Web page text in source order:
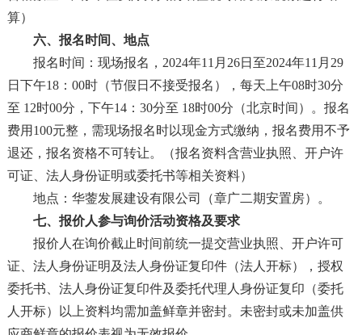
算）
六、报名时间、地点
报名时间：现场报名， 2024年11月26日至2024年11月29
日下午18：00时（节假日不接受报名），每天上午08时30分
至 12时00分，下午14：30分至 18时00分（北京时间）。报名
费用100元整，需现场报名时以现金方式缴纳，报名费用不予
退还，报名资格不可转让。（报名资料含营业执照、开户许
可证、法人身份证明或委托书等相关资料）
地点：华蓥发展建设有限公司（章广二期安置房）。
七、报价人参与询价活动资格及要求
报价人在询价截止时间前统一提交营业执照、开户许可
证、法人身份证明及法人身份证复印件（法人开标），授权
委托书、法人身份证复印件及委托代理人身份证复印（委托
人开标）以上资料均需加盖鲜章并密封。未密封或未加盖供